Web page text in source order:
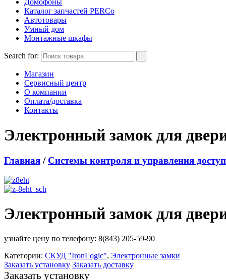
Домофоны
Каталог запчастей PERCo
Автотовары
Умный дом
Монтажные шкафы
Search for:
Магазин
Сервисный центр
О компании
Оплата/доставка
Контакты
Электронный замок для
Главная / Системы контроля и управления
Электронный замок для
узнайте цену по телефону: 8(843) 205-59-90
Категории: СКУД "IronLogic", Электронные замки
Заказать установку Заказать доставку
Заказать установку